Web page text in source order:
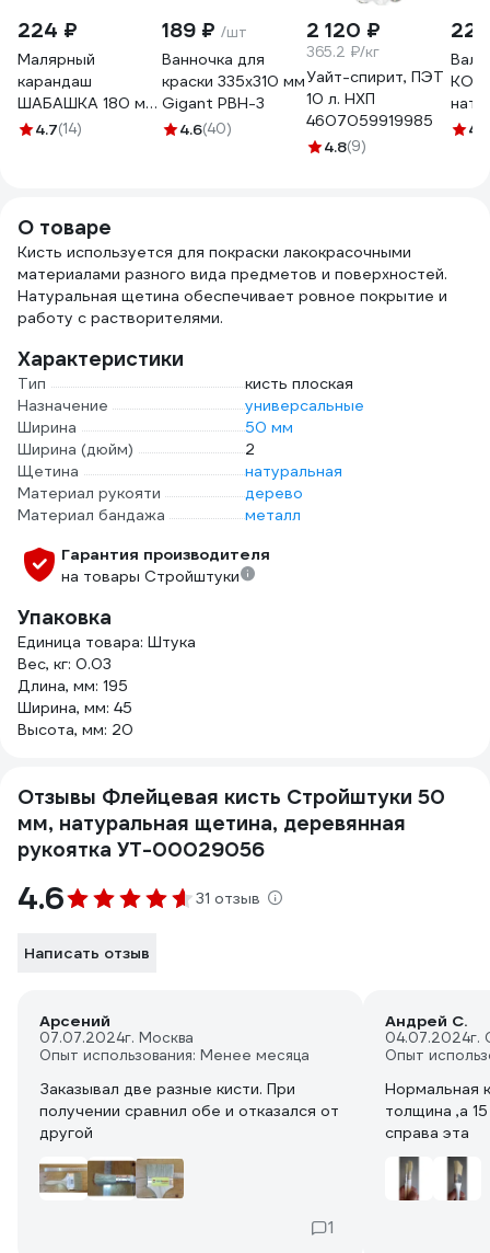
224 ₽
Малярный
карандаш
ШАБАШКА 180 мм,
набор 12 шт 146-
4.7(14)
189 ₽ /шт
Ванночка для
краски 335х310 мм
Gigant PBH-3
4.6(40)
2 120 ₽
365.2 ₽/кг
Уайт-спирит, ПЭТ
10 л. НХП
4607059919985
4.8(9)
250
4.1
О товаре
Кисть используется для покраски лакокрасочными
материалами разного вида предметов и поверхностей.
Натуральная щетина обеспечивает ровное покрытие и
работу с растворителями.
Характеристики
Тип
кисть плоская
Назначение
универсальные
Ширина
50 мм
Ширина (дюйм)
2
Щетина
натуральная
Материал рукояти
дерево
Материал бандажа
металл
Гарантия производителя
на товары Стройштуки
Упаковка
Единица товара: Штука
Вес, кг: 0.03
Длина, мм: 195
Ширина, мм: 45
Высота, мм: 20
Отзывы Флейцевая кисть Стройштуки 50
мм, натуральная щетина, деревянная
рукоятка УТ-00029056
4.6 31 отзыв
Написать отзыв
Арсений
07.07.2024г. Москва
Опыт использования: Менее месяца
Заказывал две разные кисти. При
получении сравнил обе и отказался от
другой
1
Андрей С.
04.07.2024г.
Опыт
Нормальная
толщина ,а
справа эта